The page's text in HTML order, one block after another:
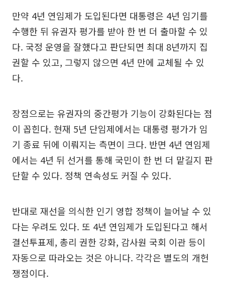
만약 4년 연임제가 도입된다면 대통령은 4년 임기를
수행한 뒤 유권자 평가를 받아 한 번 더 출마할 수 있
다. 국정 운영을 잘했다고 판단되면 최대 8년까지 집
권할 수 있고, 그렇지 않으면 4년 만에 교체될 수 있
다.
장점으로는 유권자의 중간평가 기능이 강화된다는 점
이 꼽힌다. 현재 5년 단임제에서는 대통령 평가가 임
기 종료 뒤에 이뤄지는 측면이 크다. 반면 4년 연임제
에서는 4년 뒤 선거를 통해 국민이 한 번 더 맡길지 판
단할 수 있다. 정책 연속성도 커질 수 있다.
반대로 재선을 의식한 인기 영합 정책이 늘어날 수 있
다는 우려도 있다. 또 4년 연임제가 도입된다고 해서
결선투표제, 총리 권한 강화, 감사원 국회 이관 등이
자동으로 따라오는 것은 아니다. 각각은 별도의 개헌
쟁점이다.